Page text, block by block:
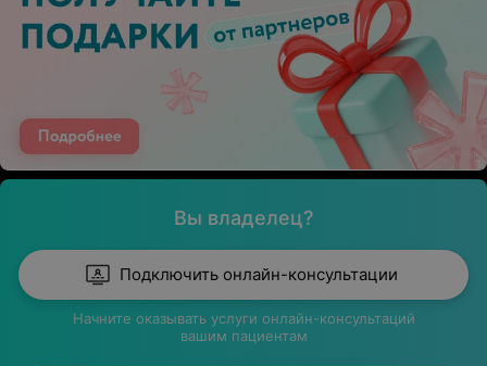
Вы владелец?
Подключить онлайн-консультации
Начните оказывать услуги онлайн-консультаций
вашим пациентам